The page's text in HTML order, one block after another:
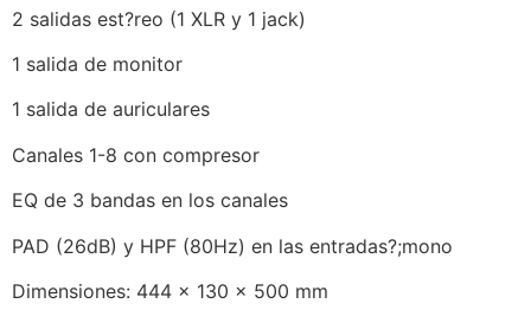
2 salidas est?reo (1 XLR y 1 jack)
1 salida de monitor
1 salida de auriculares
Canales 1-8 con compresor
EQ de 3 bandas en los canales
PAD (26dB) y HPF (80Hz) en las entradas?;mono
Dimensiones: 444 x 130 x 500 mm